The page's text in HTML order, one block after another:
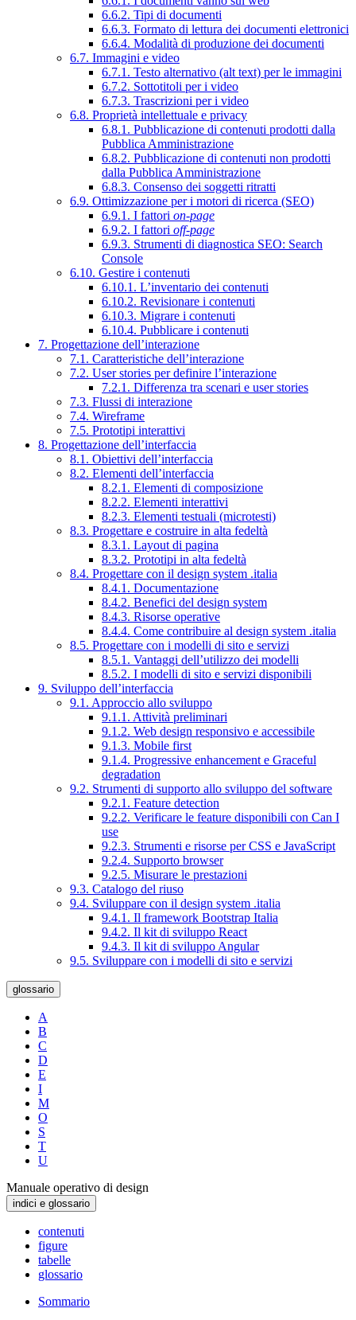
6.6.2. Tipi di documenti
6.6.3. Formato di lettura dei documenti elettronici
6.6.4. Modalità di produzione dei documenti
6.7. Immagini e video
6.7.1. Testo alternativo (alt text) per le immagini
6.7.2. Sottotitoli per i video
6.7.3. Trascrizioni per i video
6.8. Proprietà intellettuale e privacy
6.8.1. Pubblicazione di contenuti prodotti dalla
Pubblica Amministrazione
6.8.2. Pubblicazione di contenuti non prodotti
dalla Pubblica Amministrazione
6.8.3. Consenso dei soggetti ritratti
6.9. Ottimizzazione per i motori di ricerca (SEO)
6.9.1. I fattori on-page
6.9.2. I fattori off-page
6.9.3. Strumenti di diagnostica SEO: Search
Console
6.10. Gestire i contenuti
6.10.1. L’inventario dei contenuti
6.10.2. Revisionare i contenuti
6.10.3. Migrare i contenuti
6.10.4. Pubblicare i contenuti
7. Progettazione dell’interazione
7.1. Caratteristiche dell’interazione
7.2. User stories per definire l’interazione
7.2.1. Differenza tra scenari e user stories
7.3. Flussi di interazione
7.4. Wireframe
7.5. Prototipi interattivi
8. Progettazione dell’interfaccia
8.1. Obiettivi dell’interfaccia
8.2. Elementi dell’interfaccia
8.2.1. Elementi di composizione
8.2.2. Elementi interattivi
8.2.3. Elementi testuali (microtesti)
8.3. Progettare e costruire in alta fedeltà
8.3.1. Layout di pagina
8.3.2. Prototipi in alta fedeltà
8.4. Progettare con il design system .italia
8.4.1. Documentazione
8.4.2. Benefici del design system
8.4.3. Risorse operative
8.4.4. Come contribuire al design system .italia
8.5. Progettare con i modelli di sito e servizi
8.5.1. Vantaggi dell’utilizzo dei modelli
8.5.2. I modelli di sito e servizi disponibili
9. Sviluppo dell’interfaccia
9.1. Approccio allo sviluppo
9.1.1. Attività preliminari
9.1.2. Web design responsivo e accessibile
9.1.3. Mobile first
9.1.4. Progressive enhancement e Graceful
degradation
9.2. Strumenti di supporto allo sviluppo del software
9.2.1. Feature detection
9.2.2. Verificare le feature disponibili con Can I
use
9.2.3. Strumenti e risorse per CSS e JavaScript
9.2.4. Supporto browser
9.2.5. Misurare le prestazioni
9.3. Catalogo del riuso
9.4. Sviluppare con il design system .italia
9.4.1. Il framework Bootstrap Italia
9.4.2. Il kit di sviluppo React
9.4.3. Il kit di sviluppo Angular
9.5. Sviluppare con i modelli di sito e servizi
glossario
A
B
C
D
E
I
M
O
S
T
U
Manuale operativo di design
indici e glossario
contenuti
figure
tabelle
glossario
Sommario